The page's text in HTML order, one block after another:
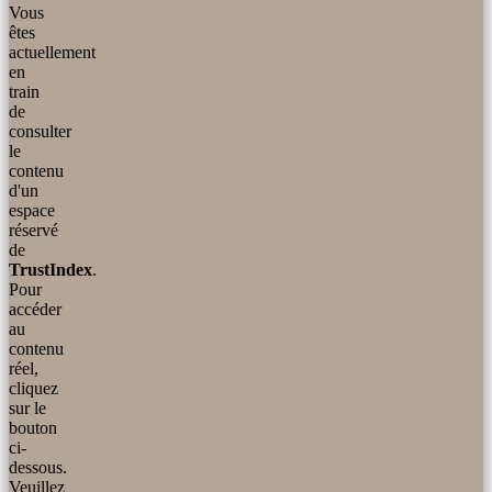
Vous
êtes
actuellement
en
train
de
consulter
le
contenu
d'un
espace
réservé
de
TrustIndex.
Pour
accéder
au
contenu
réel,
cliquez
sur le
bouton
ci-
dessous.
Veuillez